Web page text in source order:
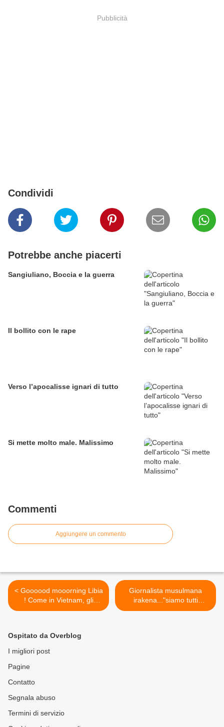
Pubblicità
Condividi
Potrebbe anche piacerti
Sangiuliano, Boccia e la guerra
Il bollito con le rape
Verso l’apocalisse ignari di tutto
Si mette molto male. Malissimo
Commenti
Aggiungere un commento
< Goooood mooorning Libia
! Come in Vietnam, gli
americani scappano a
Giornalista musulmana
irakena..."siamo tutti
cristiani" >
Ospitato da Overblog
I migliori post
Pagine
Contatto
Segnala abuso
Termini di servizio